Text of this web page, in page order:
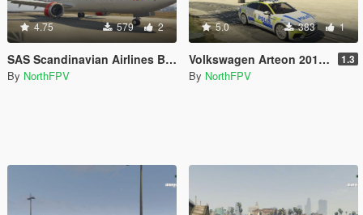
4.75 579 2
SAS Scandinavian Airlines Boeing 737-MAX9
By NorthFPV
5.0 383 1
Volkswagen Arteon 2018 | Swedish Police Paintjob 1.3
By NorthFPV